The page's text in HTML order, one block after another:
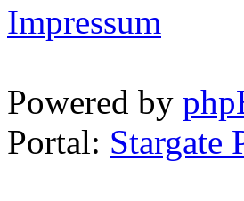
Impressum
Powered by
Portal: Stargate